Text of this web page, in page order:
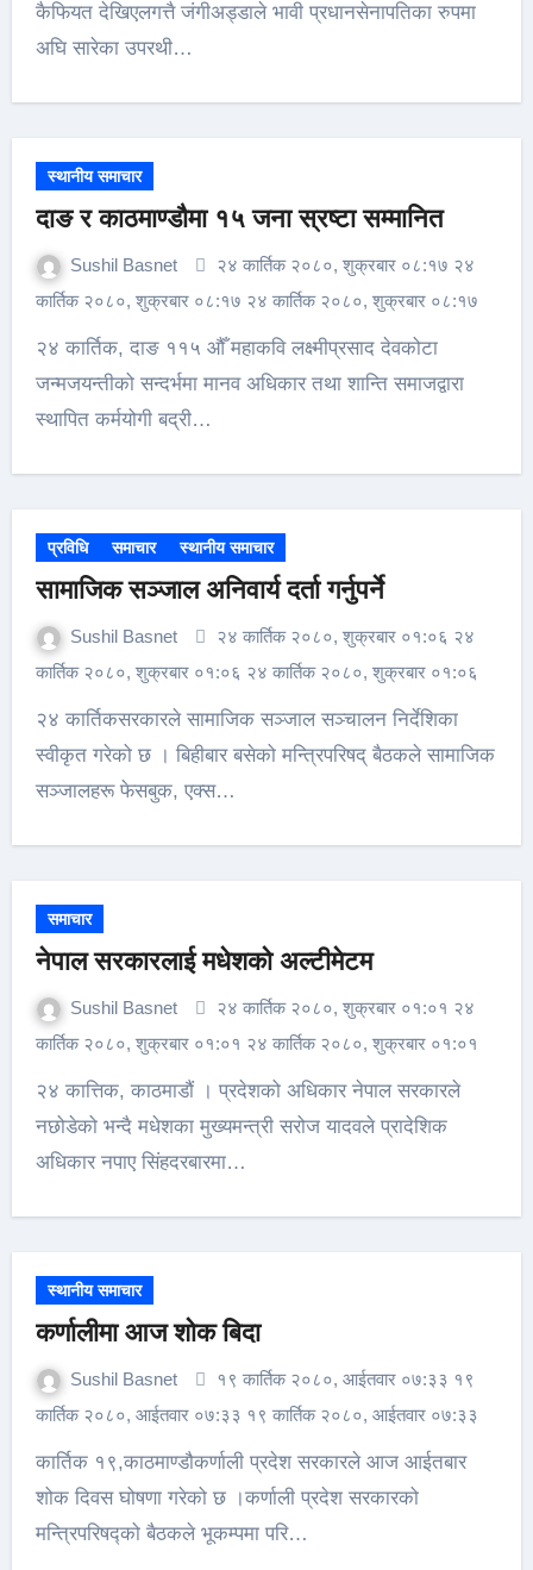
कैफियत देखिएलगत्तै जंगीअड्डाले भावी प्रधानसेनापतिका रुपमा
अघि सारेका उपरथी…
स्थानीय समाचार
दाङ र काठमाण्डौमा १५ जना स्रष्टा सम्मानित
Sushil Basnet
२४ कार्तिक २०८०, शुक्रबार ०८:१७ २४
कार्तिक २०८०, शुक्रबार ०८:१७ २४ कार्तिक २०८०, शुक्रबार ०८:१७
२४ कार्तिक, दाङ ११५ औँ महाकवि लक्ष्मीप्रसाद देवकोटा
जन्मजयन्तीको सन्दर्भमा मानव अधिकार तथा शान्ति समाजद्वारा
स्थापित कर्मयोगी बद्री…
प्रविधि समाचार स्थानीय समाचार
सामाजिक सञ्जाल अनिवार्य दर्ता गर्नुपर्ने
Sushil Basnet
२४ कार्तिक २०८०, शुक्रबार ०१:०६ २४
कार्तिक २०८०, शुक्रबार ०१:०६ २४ कार्तिक २०८०, शुक्रबार ०१:०६
२४ कार्तिकसरकारले सामाजिक सञ्जाल सञ्चालन निर्देशिका
स्वीकृत गरेको छ । बिहीबार बसेको मन्त्रिपरिषद् बैठकले सामाजिक
सञ्जालहरू फेसबुक, एक्स…
समाचार
नेपाल सरकारलाई मधेशको अल्टीमेटम
Sushil Basnet
२४ कार्तिक २०८०, शुक्रबार ०१:०१ २४
कार्तिक २०८०, शुक्रबार ०१:०१ २४ कार्तिक २०८०, शुक्रबार ०१:०१
२४ कात्तिक, काठमाडौं । प्रदेशको अधिकार नेपाल सरकारले
नछोडेको भन्दै मधेशका मुख्यमन्त्री सरोज यादवले प्रादेशिक
अधिकार नपाए सिंहदरबारमा…
स्थानीय समाचार
कर्णालीमा आज शोक बिदा
Sushil Basnet
१९ कार्तिक २०८०, आईतवार ०७:३३ १९
कार्तिक २०८०, आईतवार ०७:३३ १९ कार्तिक २०८०, आईतवार ०७:३३
कार्तिक १९,काठमाण्डौकर्णाली प्रदेश सरकारले आज आईतबार
शोक दिवस घोषणा गरेको छ ।कर्णाली प्रदेश सरकारको
मन्त्रिपरिषद्को बैठकले भूकम्पमा परि…